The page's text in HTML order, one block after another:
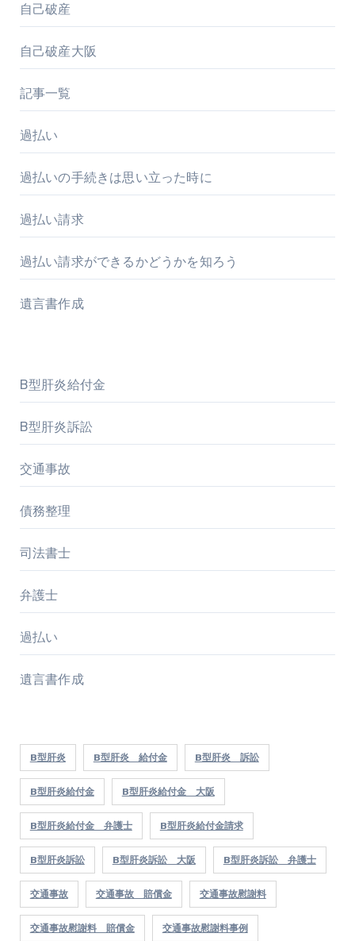
自己破産
自己破産大阪
記事一覧
過払い
過払いの手続きは思い立った時に
過払い請求
過払い請求ができるかどうかを知ろう
遺言書作成
B型肝炎給付金
B型肝炎訴訟
交通事故
債務整理
司法書士
弁護士
過払い
遺言書作成
B型肝炎 B型肝炎 給付金 B型肝炎 訴訟
B型肝炎給付金 B型肝炎給付金 大阪
B型肝炎給付金 弁護士 B型肝炎給付金請求
B型肝炎訴訟 B型肝炎訴訟 大阪 B型肝炎訴訟 弁護士
交通事故 交通事故 賠償金 交通事故慰謝料
交通事故慰謝料 賠償金 交通事故慰謝料事例